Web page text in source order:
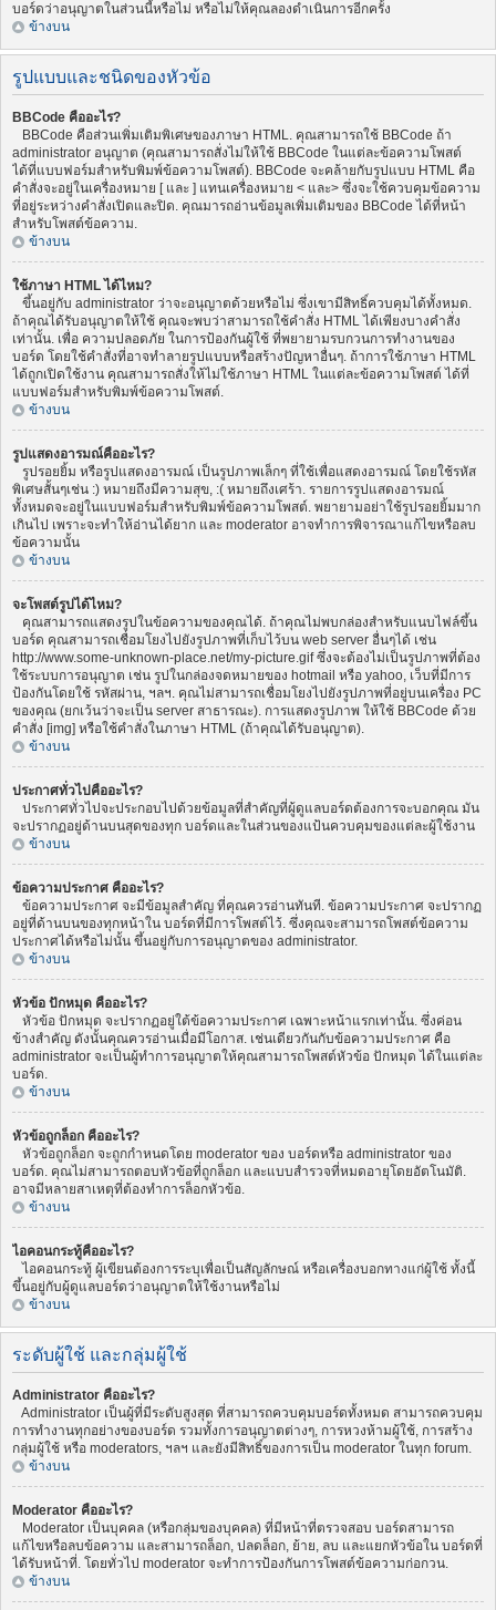
บอร์ดว่าอนุญาตในส่วนนี้หรือไม่ หรือไม่ให้คุณลองดำเนินการอีกครั้ง
ข้างบน
รูปแบบและชนิดของหัวข้อ
BBCode คืออะไร?
BBCode คือส่วนเพิ่มเติมพิเศษของภาษา HTML. คุณสามารถใช้ BBCode ถ้า
administrator อนุญาต (คุณสามารถสั่งไม่ให้ใช้ BBCode ในแต่ละข้อความโพสต์
ได้ที่แบบฟอร์มสำหรับพิมพ์ข้อความโพสต์). BBCode จะคล้ายกับรูปแบบ HTML คือ
คำสั่งจะอยู่ในเครื่องหมาย [ และ ] แทนเครื่องหมาย < และ> ซึ่งจะใช้ควบคุมข้อความ
ที่อยู่ระหว่างคำสั่งเปิดและปิด. คุณมารถอ่านข้อมูลเพิ่มเติมของ BBCode ได้ที่หน้า
สำหรับโพสต์ข้อความ.
ข้างบน
ใช้ภาษา HTML ได้ไหม?
ขึ้นอยู่กับ administrator ว่าจะอนุญาตด้วยหรือไม่ ซึ่งเขามีสิทธิ์ควบคุมได้ทั้งหมด.
ถ้าคุณได้รับอนุญาตให้ใช้ คุณจะพบว่าสามารถใช้คำสั่ง HTML ได้เพียงบางคำสั่ง
เท่านั้น. เพื่อ ความปลอดภัย ในการป้องกันผู้ใช้ ที่พยายามรบกวนการทำงานของ
บอร์ด โดยใช้คำสั่งที่อาจทำลายรูปแบบหรือสร้างปัญหาอื่นๆ. ถ้าการใช้ภาษา HTML
ได้ถูกเปิดใช้งาน คุณสามารถสั่งให้ไม่ใช้ภาษา HTML ในแต่ละข้อความโพสต์ ได้ที่
แบบฟอร์มสำหรับพิมพ์ข้อความโพสต์.
ข้างบน
รูปแสดงอารมณ์คืออะไร?
รูปรอยยิ้ม หรือรูปแสดงอารมณ์ เป็นรูปภาพเล็กๆ ที่ใช้เพื่อแสดงอารมณ์ โดยใช้รหัส
พิเศษสั้นๆเช่น :) หมายถึงมีความสุข, :( หมายถึงเศร้า. รายการรูปแสดงอารมณ์
ทั้งหมดจะอยู่ในแบบฟอร์มสำหรับพิมพ์ข้อความโพสต์. พยายามอย่าใช้รูปรอยยิ้มมาก
เกินไป เพราะจะทำให้อ่านได้ยาก และ moderator อาจทำการพิจารณาแก้ไขหรือลบ
ข้อความนั้น
ข้างบน
จะโพสต์รูปได้ไหม?
คุณสามารถแสดงรูปในข้อความของคุณได้. ถ้าคุณไม่พบกล่องสำหรับแนบไฟล์ขึ้น
บอร์ด คุณสามารถเชื่อมโยงไปยังรูปภาพที่เก็บไว้บน web server อื่นๆได้ เช่น
http://www.some-unknown-place.net/my-picture.gif ซึ่งจะต้องไม่เป็นรูปภาพที่ต้อง
ใช้ระบบการอนุญาต เช่น รูปในกล่องจดหมายของ hotmail หรือ yahoo, เว็บที่มีการ
ป้องกันโดยใช้ รหัสผ่าน, ฯลฯ. คุณไม่สามารถเชื่อมโยงไปยังรูปภาพที่อยู่บนเครื่อง PC
ของคุณ (ยกเว้นว่าจะเป็น server สาธารณะ). การแสดงรูปภาพ ให้ใช้ BBCode ด้วย
คำสั่ง [img] หรือใช้คำสั่งในภาษา HTML (ถ้าคุณได้รับอนุญาต).
ข้างบน
ประกาศทั่วไปคืออะไร?
ประกาศทั่วไปจะประกอบไปด้วยข้อมูลที่สำคัญที่ผู้ดูแลบอร์ดต้องการจะบอกคุณ มัน
จะปรากฏอยู่ด้านบนสุดของทุก บอร์ดและในส่วนของแป้นควบคุมของแต่ละผู้ใช้งาน
ข้างบน
ข้อความประกาศ คืออะไร?
ข้อความประกาศ จะมีข้อมูลสำคัญ ที่คุณควรอ่านทันที. ข้อความประกาศ จะปรากฏ
อยู่ที่ด้านบนของทุกหน้าใน บอร์ดที่มีการโพสต์ไว้. ซึ่งคุณจะสามารถโพสต์ข้อความ
ประกาศได้หรือไม่นั้น ขึ้นอยู่กับการอนุญาตของ administrator.
ข้างบน
หัวข้อ ปักหมุด คืออะไร?
หัวข้อ ปักหมุด จะปรากฏอยู่ใต้ข้อความประกาศ เฉพาะหน้าแรกเท่านั้น. ซึ่งค่อน
ข้างสำคัญ ดังนั้นคุณควรอ่านเมื่อมีโอกาส. เช่นเดียวกันกับข้อความประกาศ คือ
administrator จะเป็นผู้ทำการอนุญาตให้คุณสามารถโพสต์หัวข้อ ปักหมุด ได้ในแต่ละ
บอร์ด.
ข้างบน
หัวข้อถูกล็อก คืออะไร?
หัวข้อถูกล็อก จะถูกกำหนดโดย moderator ของ บอร์ดหรือ administrator ของ
บอร์ด. คุณไม่สามารถตอบหัวข้อที่ถูกล็อก และแบบสำรวจที่หมดอายุโดยอัตโนมัติ.
อาจมีหลายสาเหตุที่ต้องทำการล็อกหัวข้อ.
ข้างบน
ไอคอนกระทู้คืออะไร?
ไอคอนกระทู้ ผู้เขียนต้องการระบุเพื่อเป็นสัญลักษณ์ หรือเครื่องบอกทางแก่ผู้ใช้ ทั้งนี้
ขึ้นอยู่กับผู้ดูแลบอร์ดว่าอนุญาตให้ใช้งานหรือไม่
ข้างบน
ระดับผู้ใช้ และกลุ่มผู้ใช้
Administrator คืออะไร?
Administrator เป็นผู้ที่มีระดับสูงสุด ที่สามารถควบคุมบอร์ดทั้งหมด สามารถควบคุม
การทำงานทุกอย่างของบอร์ด รวมทั้งการอนุญาตต่างๆ, การหวงห้ามผู้ใช้, การสร้าง
กลุ่มผู้ใช้ หรือ moderators, ฯลฯ และยังมีสิทธิ์ของการเป็น moderator ในทุก forum.
ข้างบน
Moderator คืออะไร?
Moderator เป็นบุคคล (หรือกลุ่มของบุคคล) ที่มีหน้าที่ตรวจสอบ บอร์ดสามารถ
แก้ไขหรือลบข้อความ และสามารถล็อก, ปลดล็อก, ย้าย, ลบ และแยกหัวข้อใน บอร์ดที่
ได้รับหน้าที่. โดยทั่วไป moderator จะทำการป้องกันการโพสต์ข้อความก่อกวน.
ข้างบน